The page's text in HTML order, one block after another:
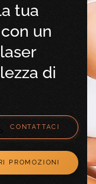
tua
un
di
CONTATTACI
PROMOZIONI